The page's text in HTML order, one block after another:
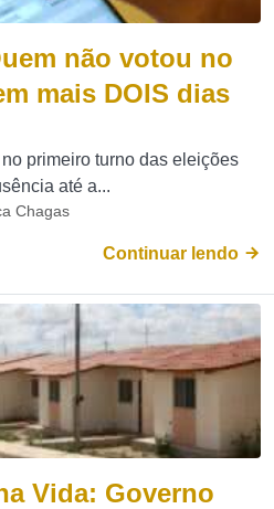
não votou no
mais DOIS dias
primeiro turno das eleições
até a...
Chagas
Continuar lendo
Vida: Governo